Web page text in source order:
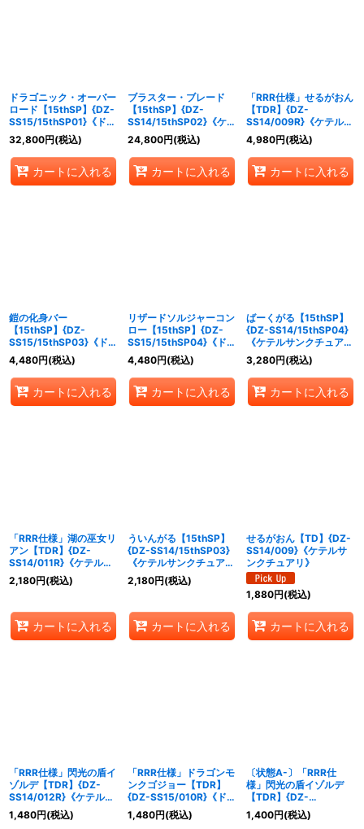
ドラゴニック・オーバー
ロード【15thSP】{DZ-
SS15/15thSP01}《ドラ
ゴンエンパイア》
32,800円(税込)
カートに入れる
ブラスター・ブレード
【15thSP】{DZ-
SS14/15thSP02}《ケテ
ルサンクチュアリ》
24,800円(税込)
カートに入れる
「RRR仕様」せるがおん
【TDR】{DZ-
SS14/009R}《ケテルサ
ンクチュアリ》
4,980円(税込)
カートに入れる
鎧の化身バー
【15thSP】{DZ-
SS15/15thSP03}《ドラ
ゴンエンパイア》
4,480円(税込)
カートに入れる
リザードソルジャーコン
ロー【15thSP】{DZ-
SS15/15thSP04}《ドラ
ゴンエンパイア》
4,480円(税込)
カートに入れる
ばーくがる【15thSP】
{DZ-SS14/15thSP04}
《ケテルサンクチュア
リ》
3,280円(税込)
カートに入れる
「RRR仕様」湖の巫女リ
アン【TDR】{DZ-
SS14/011R}《ケテルサ
ンクチュアリ》
2,180円(税込)
カートに入れる
ういんがる【15thSP】
{DZ-SS14/15thSP03}
《ケテルサンクチュア
リ》
2,180円(税込)
カートに入れる
せるがおん【TD】{DZ-
SS14/009}《ケテルサ
ンクチュアリ》
1,880円(税込)
カートに入れる
「RRR仕様」閃光の盾イ
ゾルデ【TDR】{DZ-
SS14/012R}《ケテルサ
ンクチュアリ》
1,480円(税込)
「RRR仕様」ドラゴンモ
ンクゴジョー【TDR】
{DZ-SS15/010R}《ドラ
ゴンエンパイア》
1,480円(税込)
〔状態A-〕「RRR仕
様」閃光の盾イゾルデ
【TDR】{DZ-
SS14/012R}《ケテルサ
ンクチュアリ》
1,400円(税込)